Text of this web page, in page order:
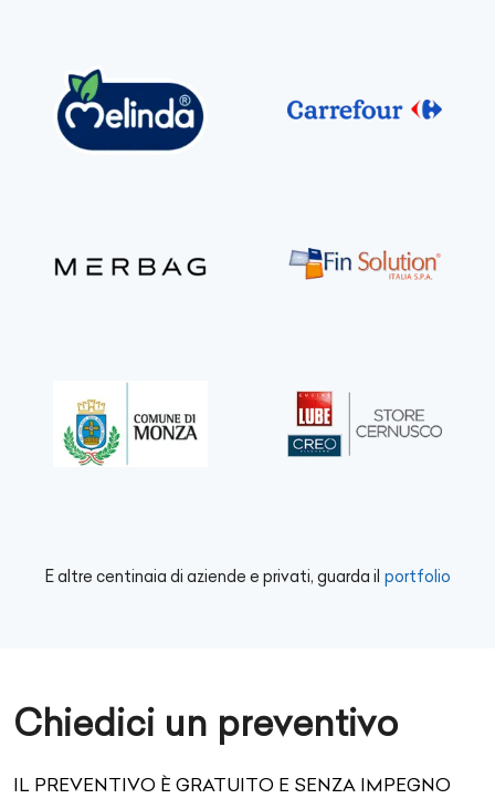
E altre centinaia di aziende e privati, guarda il portfolio
Chiedici un preventivo
IL PREVENTIVO È GRATUITO E SENZA IMPEGNO